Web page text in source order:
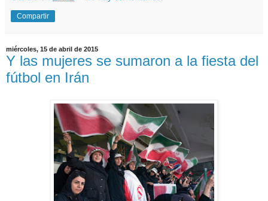
Compartir
miércoles, 15 de abril de 2015
Y las mujeres se sumaron a la fiesta del
fútbol en Irán